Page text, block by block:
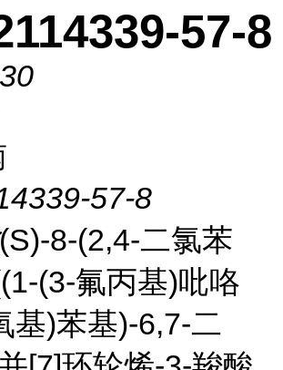
57-8
57-8
(S)-8-(2,4-二氯苯
(3-氟丙基)吡咯
基)苯基)-6,7-二